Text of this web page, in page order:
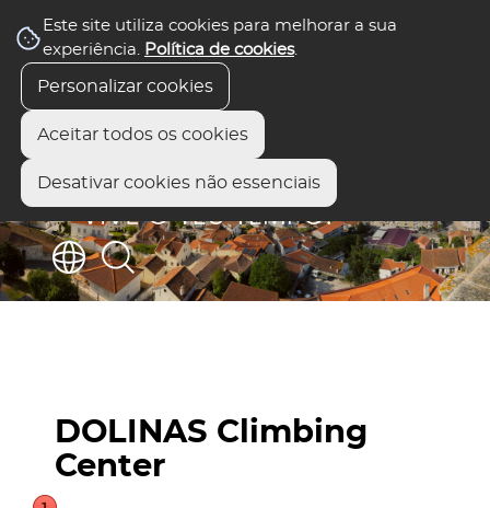
Este site utiliza cookies para melhorar a sua
experiência. Política de cookies.
Personalizar cookies
Aceitar todos os cookies
Desativar cookies não essenciais
DOLINAS Climbing
Center